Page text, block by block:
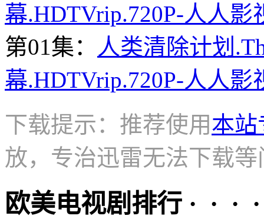
幕.HDTVrip.720P-人人影
第01集：
人类清除计划
幕.HDTVrip.720P-人人影
下载提示：推荐使用本站
放，专治迅雷无法下载等
欧美电视剧排行 · · ·